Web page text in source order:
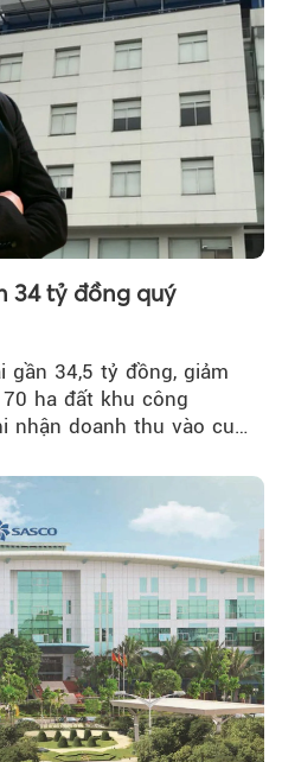
34 tỷ đồng quý
gần 34,5 tỷ đồng, giảm
ha đất khu công
nhận doanh thu vào cuối